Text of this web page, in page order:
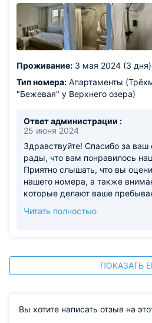
Проживание: 3 мая 2024 (3 дня)
Тип номера: Апартаменты
"Бежевая" у Верхнего озера)
Ответ администрации :
25 июня 2024
Здравствуйте! Спасибо за
рады, что вам понравилось
Приятно слышать, что вы
нашего номера, а также
которые делают ваше
вдохновляют нас продолжать
Читать полностью
ПОКАЗАТЬ
Вы хотите написать отзыв на